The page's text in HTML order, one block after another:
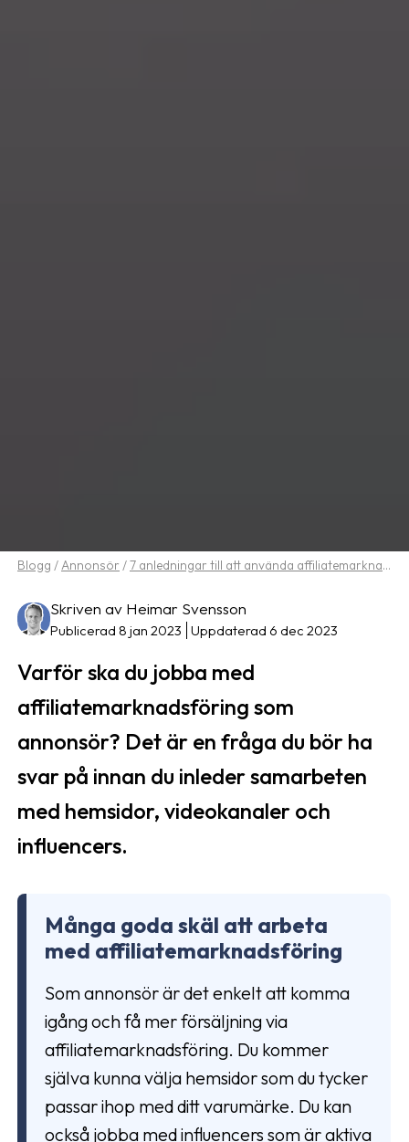
Blogg /Annonsör /7 anledningar till att använda affiliatemarknadsföring som annonsör
Skriven av Heimar Svensson
Publicerad 8 jan 2023 Uppdaterad 6 dec 2023
Varför ska du jobba med
affiliatemarknadsföring som
annonsör? Det är en fråga du bör ha
svar på innan du inleder samarbeten
med hemsidor, videokanaler och
influencers.
Många goda skäl att arbeta
med affiliatemarknadsföring
Som annonsör är det enkelt att komma
igång och få mer försäljning via
affiliatemarknadsföring. Du kommer
själva kunna välja hemsidor som du tycker
passar ihop med ditt varumärke. Du kan
också jobba med influencers som är aktiva